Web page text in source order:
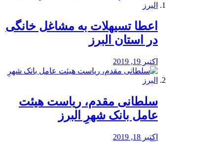
️اعطا تسیهلات به مشاغل خانگی
در استان البرز
اکتبر 19, 2019
سلطانی مقدم، ریاست هیئت
عامل بانک شهرِ البرز
اکتبر 18, 2019